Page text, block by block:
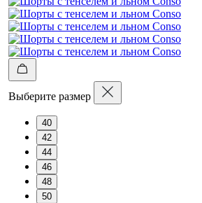
Выберите размер
40
42
44
46
48
50